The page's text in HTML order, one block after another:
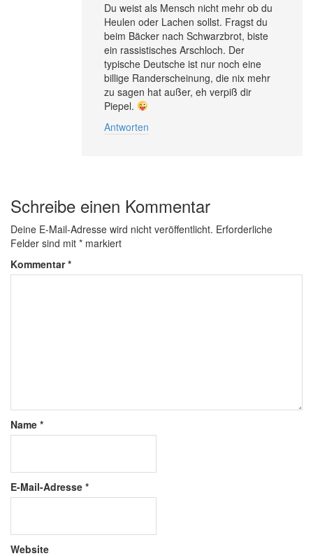
Du weist als Mensch nicht mehr ob du
Heulen oder Lachen sollst. Fragst du
beim Bäcker nach Schwarzbrot, biste
ein rassistisches Arschloch. Der
typische Deutsche ist nur noch eine
billige Randerscheinung, die nix mehr
zu sagen hat außer, eh verpiß dir
Piepel.
Antworten
Schreibe einen Kommentar
Deine E-Mail-Adresse wird nicht veröffentlicht. Erforderliche
Felder sind mit * markiert
Kommentar*
Name *
E-Mail-Adresse *
Website